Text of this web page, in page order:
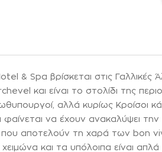
& Spa βρίσκεται στις Γαλλικές
και είναι το στολίδι της
αλλά κυρίως Κροίσοι
φαίνεται να έχουν ανακαλύψει
που αποτελούν τη χαρά των bon
και τα υπόλοιπα είναι